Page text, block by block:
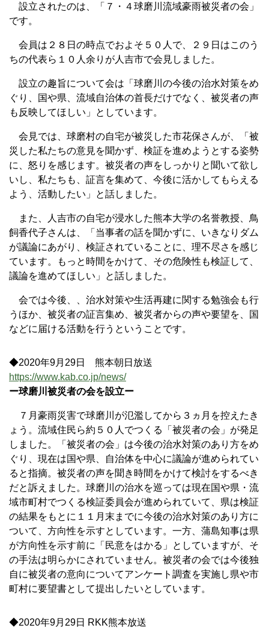
設立されたのは、「７・４球磨川流域豪雨被災者の会」
です。
会員は２８日の時点でおよそ５０人で、２９日はこのう
ちの代表ら１０人余りが人吉市で会見しました。
設立の趣旨について会は「球磨川の今後の治水対策をめ
ぐり、国や県、流域自治体の首長だけでなく、被災者の声
も反映してほしい」としています。
会見では、球磨村の自宅が被災した市花保さんが、「被
災した私たちの意見を聞かず、検証を進めようとする姿勢
に、怒りを感じます。被災者の声をしっかりと聞いて欲し
いし、私たちも、証言を集めて、今後に活かしてもらえる
よう、活動したい」と話しました。
また、人吉市の自宅が浸水した熊本大学の名誉教授、鳥
飼香代子さんは、「当事者の話を聞かずに、いきなりダム
が議論にあがり、検証されていることに、理不尽さを感じ
ています。もっと時間をかけて、その危険性も検証して、
議論を進めてほしい」と話しました。
会では今後、、治水対策や生活再建に関する勉強会も行
うほか、被災者の証言集め、被災者からの声や要望を、国
などに届ける活動を行うということです。
◆2020年9月29日 熊本朝日放送
https://www.kab.co.jp/news/
ー球磨川被災者の会を設立ー
７月豪雨災害で球磨川が氾濫してから３ヵ月を控えたき
ょう。流域住民ら約５０人でつくる「被災者の会」が発足
しました。「被災者の会」は今後の治水対策のあり方をめ
ぐり、現在は国や県、自治体を中心に議論が進められてい
ると指摘。被災者の声を聞き時間をかけて検討をするべき
だと訴えました。球磨川の治水を巡っては現在国や県・流
域市町村でつくる検証委員会が進められていて、県は検証
の結果をもとに１１月末までに今後の治水対策のあり方に
ついて、方向性を示すとしています。一方、蒲島知事は県
が方向性を示す前に「民意をはかる」としていますが、そ
の手法は明らかにされていません。被災者の会では今後独
自に被災者の意向についてアンケート調査を実施し県や市
町村に要望書として提出したいとしています。
◆2020年9月29日 RKK熊本放送